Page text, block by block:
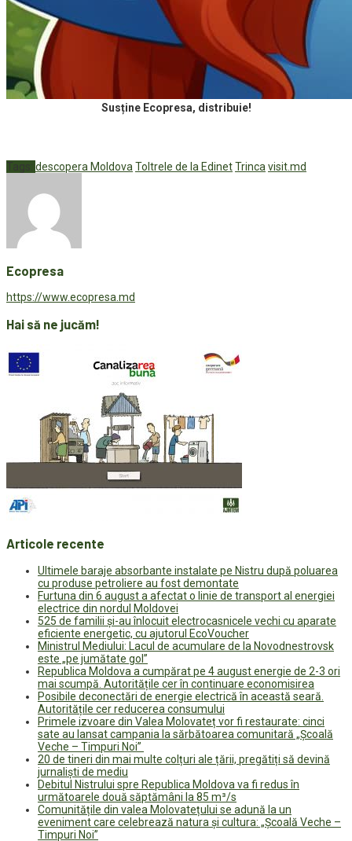
Susține Ecopresa, distribuie!
Tags: descopera Moldova Toltrele de la EdinetTrinca visit.md
Ecopresa
https://www.ecopresa.md
Hai să ne jucăm!
Articole recente
Ultimele baraje absorbante instalate pe Nistru după poluarea
cu produse petroliere au fost demontate
Furtuna din 6 august a afectat o linie de transport al energiei
electrice din nordul Moldovei
525 de familii și-au înlocuit electrocasnicele vechi cu aparate
eficiente energetic, cu ajutorul EcoVoucher
Ministrul Mediului: Lacul de acumulare de la Novodnestrovsk
este „pe jumătate gol”
Republica Moldova a cumpărat pe 4 august energie de 2-3 ori
mai scumpă. Autoritățile cer în continuare economisirea
Posibile deconectări de energie electrică în această seară.
Autoritățile cer reducerea consumului
Primele izvoare din Valea Molovateț vor fi restaurate: cinci
sate au lansat campania la sărbătoarea comunitară „Școală
Veche – Timpuri Noi”
20 de tineri din mai multe colțuri ale țării, pregătiți să devină
jurnaliști de mediu
Debitul Nistrului spre Republica Moldova va fi redus în
următoarele două săptămâni la 85 m³/s
Comunitățile din valea Molovatețului se adună la un
eveniment care celebrează natura și cultura: „Școală Veche –
Timpuri Noi”